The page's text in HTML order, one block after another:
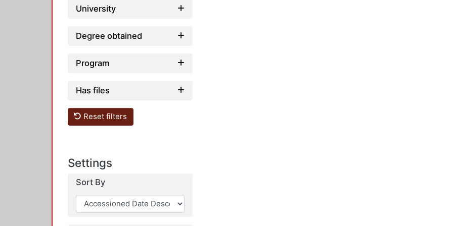
University
Degree obtained
Program
Has files
Reset filters
Settings
Sort By